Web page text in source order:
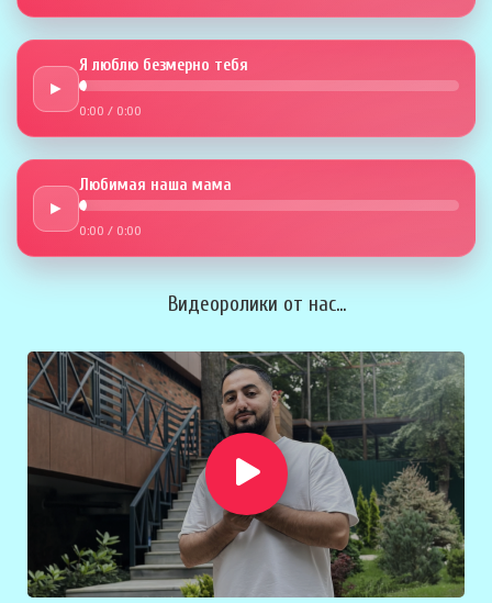
►
Я люблю безмерно тебя
0:00 / 0:00
►
Любимая наша мама
0:00 / 0:00
Видеоролики от нас...